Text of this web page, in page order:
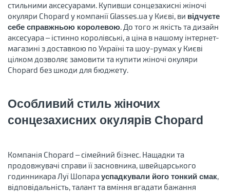
стильними аксесуарами. Купивши сонцезахисні жіночі
окуляри Chopard у компанії Glasses.ua у Києві, ви відчуєте
себе справжньою королевою. До того ж якість та дизайн
аксесуара – істинно королівські, а ціна в нашому інтернет-
магазині з доставкою по Україні та шоу-румах у Києві
цілком дозволяє замовити та купити жіночі окуляри
Chopard без шкоди для бюджету.
Особливий стиль жіночих
сонцезахисних окулярів Chopard
Компанія Chopard – сімейний бізнес. Нащадки та
продовжувачі справи її засновника, швейцарського
годинникара Луї Шопарауспадкували його тонкий смак,
відповідальність, талант та вміння вгадати бажання